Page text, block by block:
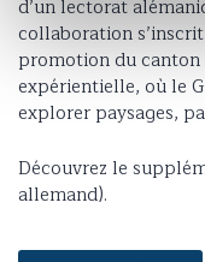
d’un lectorat
collaboration
promotion du
expérientielle, où le
explorer paysages,
Découvrez le
allemand).